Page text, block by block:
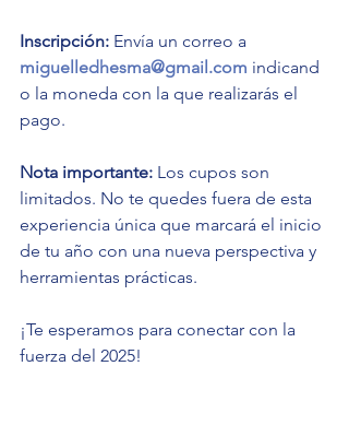
Inscripción: Envía un correo a
miguelledhesma@gmail.com indicand
o la moneda con la que realizarás el
pago.
Nota importante: Los cupos son
limitados. No te quedes fuera de esta
experiencia única que marcará el inicio
de tu año con una nueva perspectiva y
herramientas prácticas.
¡Te esperamos para conectar con la
fuerza del 2025!